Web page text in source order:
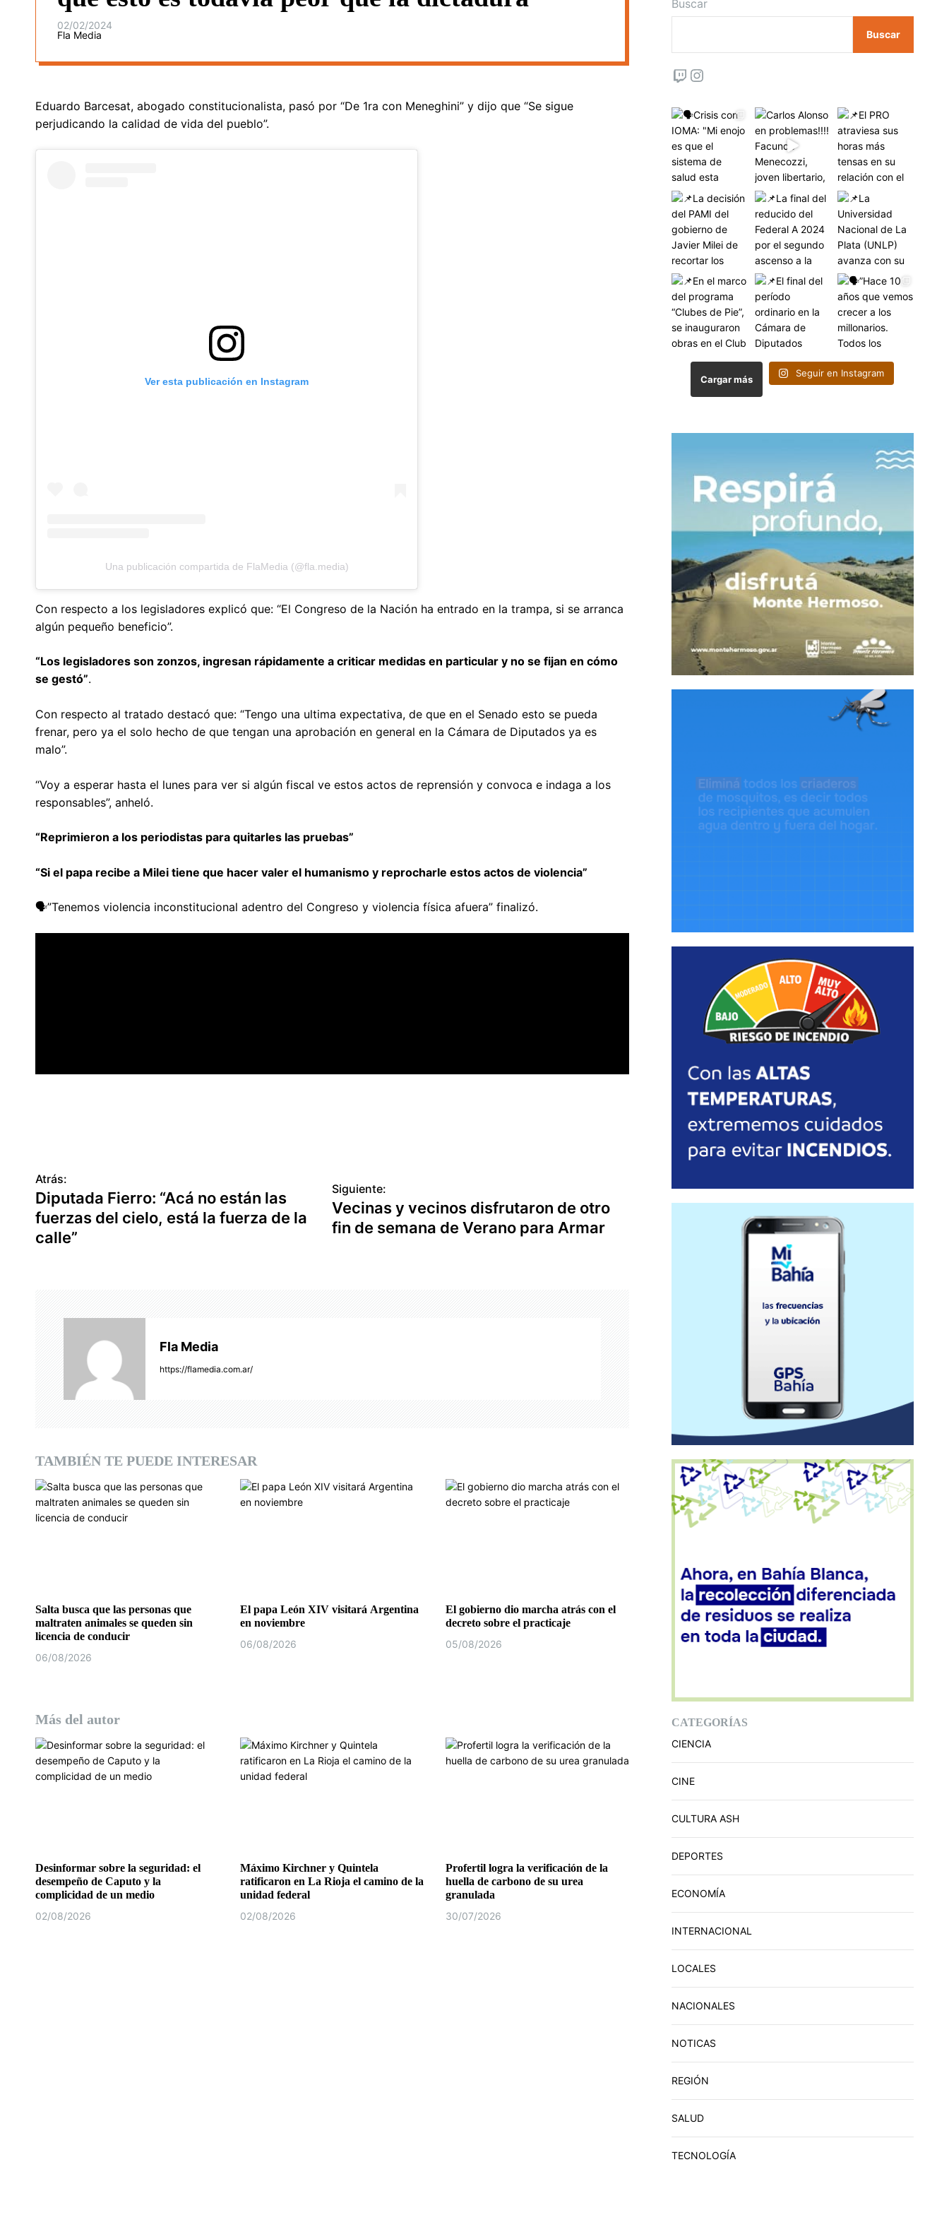
02/02/2024
Fla Media
Eduardo Barcesat, abogado constitucionalista, pasó por “De 1ra con Meneghini” y dijo que “Se sigue
perjudicando la calidad de vida del pueblo”.
Ver esta publicación en Instagram
Una publicación compartida de FlaMedia (@fla.media)
Con respecto a los legisladores explicó que: “El Congreso de la Nación ha entrado en la trampa, si se arranca
algún pequeño beneficio”.
“Los legisladores son zonzos, ingresan rápidamente a criticar medidas en particular y no se fijan en cómo
se gestó”.
Con respecto al tratado destacó que: “Tengo una ultima expectativa, de que en el Senado esto se pueda
frenar, pero ya el solo hecho de que tengan una aprobación en general en la Cámara de Diputados ya es
malo”.
“Voy a esperar hasta el lunes para ver si algún fiscal ve estos actos de reprensión y convoca e indaga a los
responsables”, anheló.
“Reprimieron a los periodistas para quitarles las pruebas”
“Si el papa recibe a Milei tiene que hacer valer el humanismo y reprocharle estos actos de violencia”
🗣️”Tenemos violencia inconstitucional adentro del Congreso y violencia física afuera” finalizó.
N
a
v
e
e
a
d
a
Atrás:
Diputada Fierro: “Acá no están las
fuerzas del cielo, está la fuerza de la
calle”
Siguiente:
Vecinas y vecinos disfrutaron de otro
fin de semana de Verano para Armar
Fla Media
https://flamedia.com.ar/
TAMBIÉN TE PUEDE INTERESAR
Salta busca que las personas que
maltraten animales se queden sin
licencia de conducir
06/08/2026
El papa León XIV visitará Argentina
en noviembre
06/08/2026
El gobierno dio marcha atrás con el
decreto sobre el practicaje
05/08/2026
Más del autor
Desinformar sobre la seguridad: el
desempeño de Caputo y la
complicidad de un medio
02/08/2026
Máximo Kirchner y Quintela
ratificaron en La Rioja el camino de la
unidad federal
02/08/2026
Profertil logra la verificación de la
huella de carbono de su urea
granulada
30/07/2026
Buscar
Buscar
Twitch
Cargar más
Seguir en Instagram
CATEGORÍAS
CIENCIA
CINE
CULTURA ASH
DEPORTES
ECONOMÍA
INTERNACIONAL
LOCALES
NACIONALES
NOTICAS
REGIÓN
SALUD
TECNOLOGÍA